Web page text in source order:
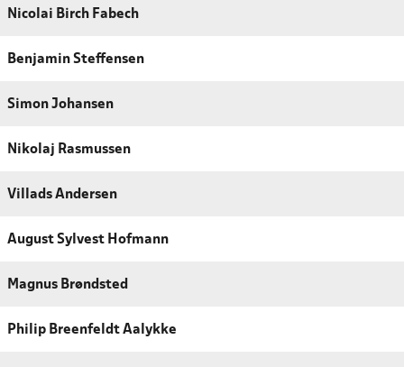
Nicolai Birch Fabech
Benjamin Steffensen
Simon Johansen
Nikolaj Rasmussen
Villads Andersen
August Sylvest Hofmann
Magnus Brøndsted
Philip Breenfeldt Aalykke